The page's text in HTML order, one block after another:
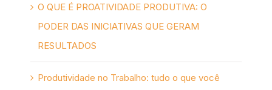
O QUE É PROATIVIDADE PRODUTIVA: O
PODER DAS INICIATIVAS QUE GERAM
RESULTADOS
Produtividade no Trabalho: tudo o que você